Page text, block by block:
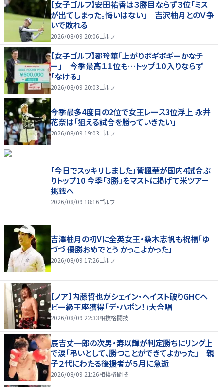
【女子ゴルフ】安田祐香は３勝目ならず３位「ミス
が出てしまった。悔いはない」 吉沢柚月とのＶ争
いで敗れる
2026/08/09 20:06ゴルフ
【女子ゴルフ】都玲華「上がりボギボギーかなチ
ー」 今季最高１１位も…トップ１０入りならず
「なける」
2026/08/09 20:03ゴルフ
今季最多4度目の2位で女王レース3位浮上 永井
花奈は「狙える試合を勝っていきたい」
2026/08/09 19:03ゴルフ
「今日でスッキリしました」菅楓華が国内4試合ぶ
りトップ10 今季「3勝」をマストに掲げて米ツアー
挑戦へ
2026/08/09 18:16ゴルフ
吉澤柚月の初Vに全英女王・桑木志帆も祝福「ゆ
づづ 優勝おめでとう かっこよかった」
2026/08/09 17:26ゴルフ
【ノア】内藤哲也がシェイン・ヘイスト破りGHCヘ
ビー級王座獲得「デ・ハポン！」大合唱
2026/08/09 22:33相撲格闘技
辰吉丈一郎の次男・寿以輝が判定勝ちにリング上
で涙「弔いとして、勝つことができてよかった」 親
子２代にわたる後援者が５月に急逝
2026/08/09 21:26相撲格闘技